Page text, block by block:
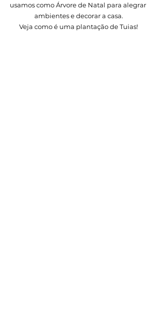
usamos como Árvore de Natal para alegrar
ambientes e decorar a casa.
Veja como é uma plantação de Tuias!